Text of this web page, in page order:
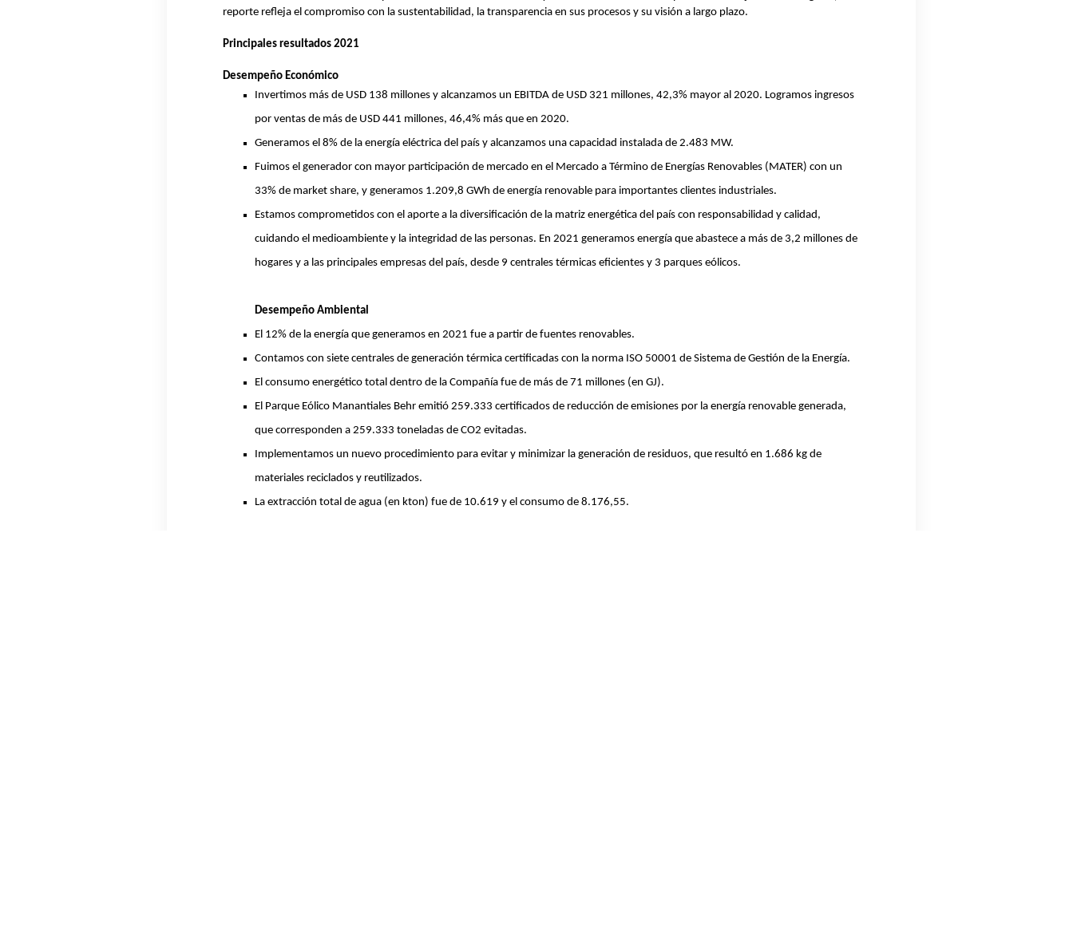
reporte refleja el compromiso con la sustentabilidad, la transparencia en sus procesos y su visión a largo plazo.
Principales resultados 2021
Desempeño Económico
Invertimos más de USD 138 millones y alcanzamos un EBITDA de USD 321 millones, 42,3% mayor al 2020. Logramos ingresos
por ventas de más de USD 441 millones, 46,4% más que en 2020.
Generamos el 8% de la energía eléctrica del país y alcanzamos una capacidad instalada de 2.483 MW.
Fuimos el generador con mayor participación de mercado en el Mercado a Término de Energías Renovables (MATER) con un
33% de market share, y generamos 1.209,8 GWh de energía renovable para importantes clientes industriales.
Estamos comprometidos con el aporte a la diversificación de la matriz energética del país con responsabilidad y calidad,
cuidando el medioambiente y la integridad de las personas. En 2021 generamos energía que abastece a más de 3,2 millones de
hogares y a las principales empresas del país, desde 9 centrales térmicas eficientes y 3 parques eólicos.
Desempeño Ambiental
El 12% de la energía que generamos en 2021 fue a partir de fuentes renovables.
Contamos con siete centrales de generación térmica certificadas con la norma ISO 50001 de Sistema de Gestión de la Energía.
El consumo energético total dentro de la Compañía fue de más de 71 millones (en GJ).
El Parque Eólico Manantiales Behr emitió 259.333 certificados de reducción de emisiones por la energía renovable generada,
que corresponden a 259.333 toneladas de CO2 evitadas.
Implementamos un nuevo procedimiento para evitar y minimizar la generación de residuos, que resultó en 1.686 kg de
materiales reciclados y reutilizados.
La extracción total de agua (en kton) fue de 10.619 y el consumo de 8.176,55.